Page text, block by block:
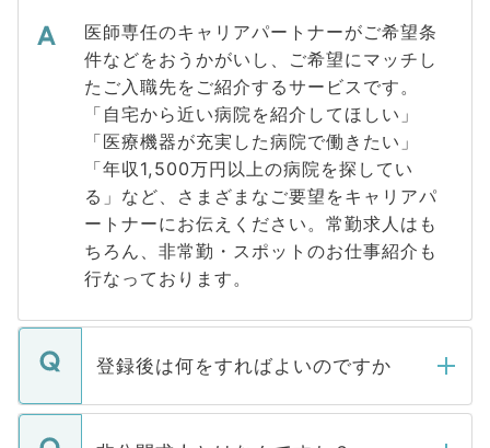
医師専任のキャリアパートナーがご希望条
件などをおうかがいし、ご希望にマッチし
たご入職先をご紹介するサービスです。
「自宅から近い病院を紹介してほしい」
「医療機器が充実した病院で働きたい」
「年収1,500万円以上の病院を探してい
る」など、さまざまなご要望をキャリアパ
ートナーにお伝えください。常勤求人はも
ちろん、非常勤・スポットのお仕事紹介も
行なっております。
登録後は何をすればよいのですか
ご登録いただきましたら、弊社担当者がご